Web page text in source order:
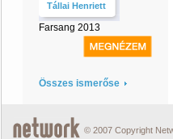
Tállai Henriett
Farsang 2013
Összes ismerőse
© 2007 Copyright